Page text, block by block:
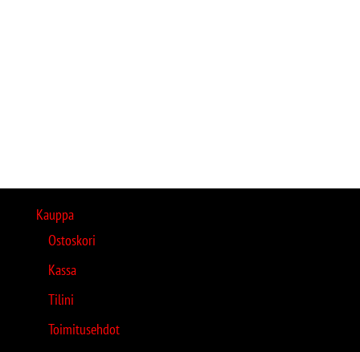
Kauppa
Ostoskori
Kassa
Tilini
Toimitusehdot